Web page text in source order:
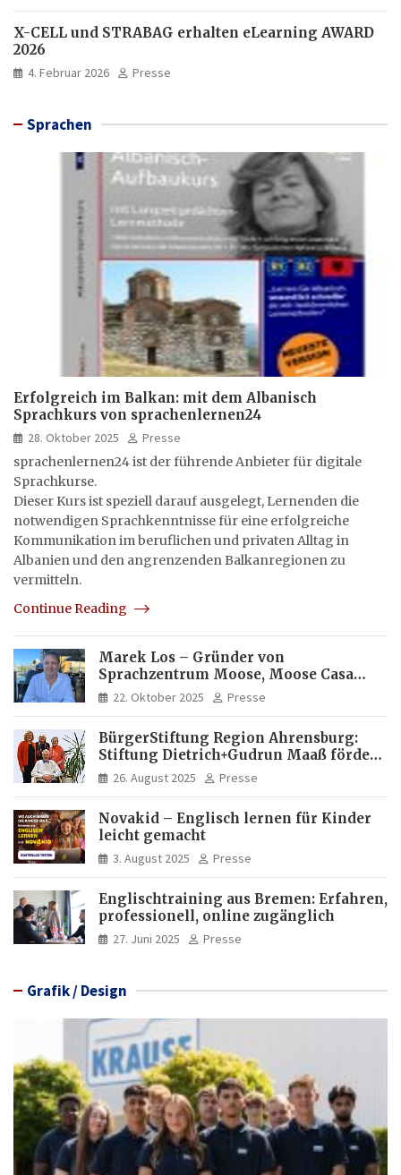
X-CELL und STRABAG erhalten eLearning AWARD
2026
4. Februar 2026 Presse
Sprachen
Erfolgreich im Balkan: mit dem Albanisch
Sprachkurs von sprachenlernen24
28. Oktober 2025
Presse
sprachenlernen24 ist der führende Anbieter für digitale
Sprachkurse.
Dieser Kurs ist speziell darauf ausgelegt, Lernenden die
notwendigen Sprachkenntnisse für eine erfolgreiche
Kommunikation im beruflichen und privaten Alltag in
Albanien und den angrenzenden Balkanregionen zu
vermitteln.
Continue Reading
Marek Los – Gründer von
Sprachzentrum Moose, Moose Casa
Italia und Apartamento Brasil |
Internationaler Experte für Bildung
22. Oktober 2025 Presse
BürgerStiftung Region Ahrensburg:
Stiftung Dietrich+Gudrun Maaß fördert
Deutschkenntnisse von Frauen
26. August 2025 Presse
Novakid – Englisch lernen für Kinder
leicht gemacht
3. August 2025 Presse
Englischtraining aus Bremen: Erfahren,
professionell, online zugänglich
27. Juni 2025 Presse
Grafik / Design